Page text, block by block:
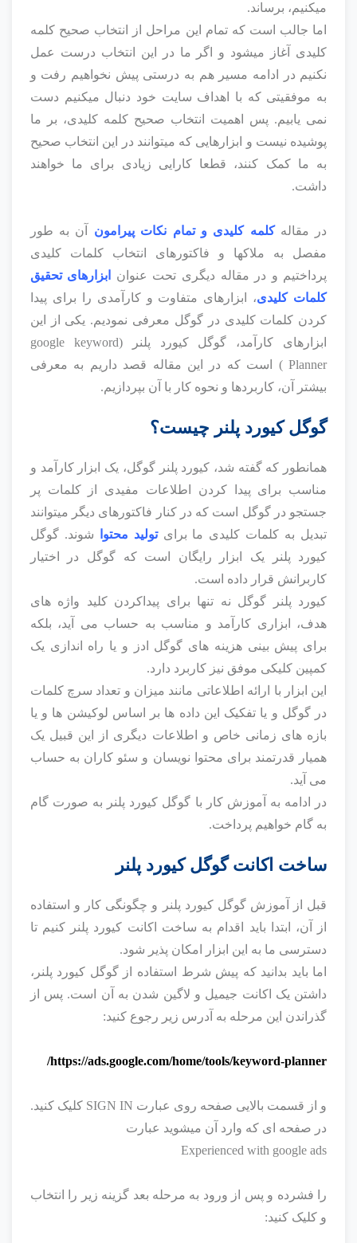
میکنیم، برساند.
اما جالب است که تمام این مراحل از انتخاب صحیح کلمه
کلیدی آغاز میشود و اگر ما در این انتخاب درست عمل
نکنیم در ادامه مسیر هم به درستی پیش نخواهیم رفت و
به موفقیتی که با اهداف سایت خود دنبال میکنیم دست
نمی یابیم. پس اهمیت انتخاب صحیح کلمه کلیدی، بر ما
پوشیده نیست و ابزارهایی که میتوانند در این انتخاب صحیح
به ما کمک کنند، قطعا کارایی زیادی برای ما خواهند
داشت.
در مقالهکلمه کلیدی و تمام نکات پیرامون
آن به طور
مفصل به ملاکها و فاکتورهای انتخاب کلمات کلیدی
پرداختیم و در مقاله دیگری تحت عنوان
ابزارهای تحقیق
کلمات کلیدی، ابزارهای متفاوت و کارآمدی را برای پیدا
کردن کلمات کلیدی در گوگل معرفی نمودیم. یکی از این
ابزارهای کارآمد، گوگل کیورد پلنر (google keyword
Planner ) است که در این مقاله قصد داریم به معرفی
بیشتر آن، کاربردها و نحوه کار با آن بپردازیم.
گوگل کیورد پلنر چیست؟
همانطور که گفته شد، کیورد پلنر گوگل، یک ابزار کارآمد و
مناسب برای پیدا کردن اطلاعات مفیدی از کلمات پر
جستجو در گوگل است که در کنار فاکتورهای دیگر میتوانند
تبدیل به کلمات کلیدی ما برایتولید محتوا شوند. گوگل
کیورد پلنر یک ابزار رایگان است که گوگل در اختیار
کاربرانش قرار داده است.
کیورد پلنر گوگل نه تنها برای پیداکردن کلید واژه های
هدف، ابزاری کارآمد و مناسب به حساب می آید، بلکه
برای پیش بینی هزینه های گوگل ادز و یا راه اندازی یک
کمپین کلیکی موفق نیز کاربرد دارد.
این ابزار با ارائه اطلاعاتی مانند میزان و تعداد سرچ کلمات
در گوگل و یا تفکیک این داده ها بر اساس لوکیشن ها و یا
بازه های زمانی خاص و اطلاعات دیگری از این قبیل یک
همیار قدرتمند برای محتوا نویسان و سئو کاران به حساب
می آید.
در ادامه به آموزش کار با گوگل کیورد پلنر به صورت گام
به گام خواهیم پرداخت.
ساخت اکانت گوگل کیورد پلنر
قبل از آموزش گوگل کیورد پلنر و چگونگی کار و استفاده
از آن، ابتدا باید اقدام به ساخت اکانت کیورد پلنر کنیم تا
دسترسی ما به این ابزار امکان پذیر شود.
اما باید بدانید که پیش شرط استفاده از گوگل کیورد پلنر،
داشتن یک اکانت جیمیل و لاگین شدن به آن است. پس از
گذراندن این مرحله به آدرس زیر رجوع کنید:
https://ads.google.com/home/tools/keyword-planner/
و از قسمت بالایی صفحه روی عبارت SIGN IN کلیک کنید.
در صفحه ای که وارد آن میشوید عبارت
Experienced with google ads
را فشرده و پس از ورود به مرحله بعد گزینه زیر را انتخاب
و کلیک کنید: